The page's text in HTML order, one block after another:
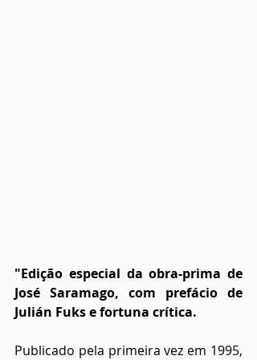
"Edição especial da obra-prima de
José Saramago, com prefácio de
Julián Fuks e fortuna crítica.